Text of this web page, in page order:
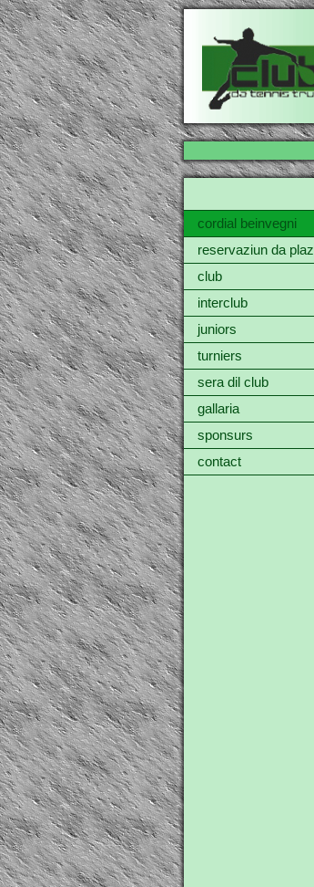
cordial beinvegni
reservaziun da plaz
club
interclub
juniors
turniers
sera dil club
gallaria
sponsurs
contact